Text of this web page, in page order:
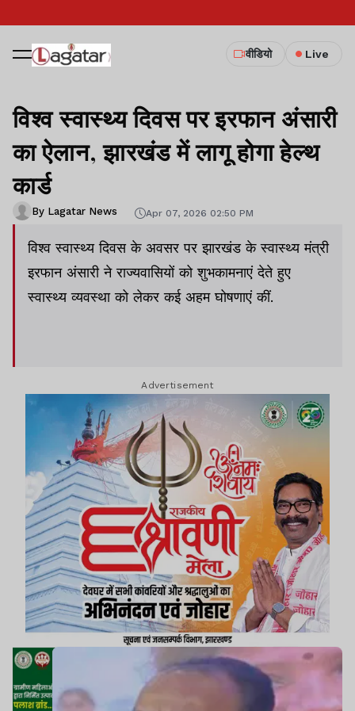
वीडियो Live
विश्व स्वास्थ्य दिवस पर इरफान अंसारी
का ऐलान, झारखंड में लागू होगा हेल्थ
कार्ड
By Lagatar News Apr 07, 2026 02:50 PM
विश्व स्वास्थ्य दिवस के अवसर पर झारखंड के स्वास्थ्य मंत्री
इरफान अंसारी ने राज्यवासियों को शुभकामनाएं देते हुए
स्वास्थ्य व्यवस्था को लेकर कई अहम घोषणाएं कीं.
Advertisement